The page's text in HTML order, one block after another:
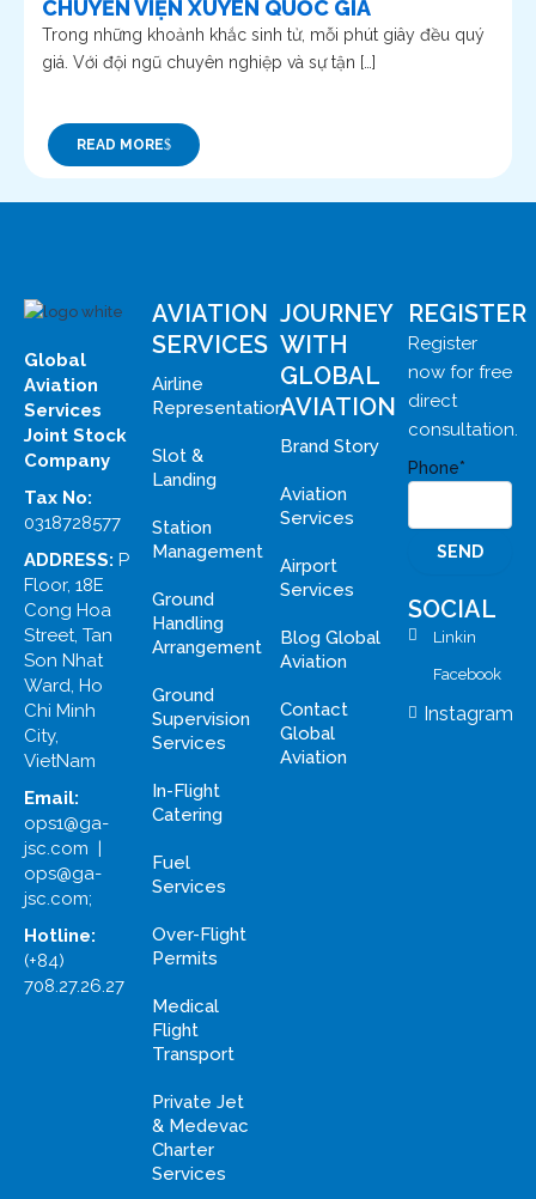
CHUYỂN VIỆN XUYÊN QUỐC GIA
Trong những khoảnh khắc sinh tử, mỗi phút giây đều quý
giá. Với đội ngũ chuyên nghiệp và sự tận […]
READ MORE
Global
Aviation
Services
Joint Stock
Company
Tax No:
0318728577
ADDRESS: P
Floor, 18E
Cong Hoa
Street, Tan
Son Nhat
Ward, Ho
Chi Minh
City,
VietNam
Email:
ops1@ga-
jsc.com |
ops@ga-
jsc.com;
Hotline:
(+84)
708.27.26.27
AVIATION
SERVICES
Airline
Representation
Slot &
Landing
Station
Management
Ground
Handling
Arrangement
Ground
Supervision
Services
In-Flight
Catering
Fuel
Services
Over-Flight
Permits
Medical
Flight
Transport
Private Jet
& Medevac
Charter
Services
JOURNEY
WITH
GLOBAL
AVIATION
Brand Story
Aviation
Services
Airport
Services
Blog Global
Aviation
Contact
Global
Aviation
REGISTER
Register
now for free
direct
consultation.
Phone*
SOCIAL
Linkin
Facebook
Instagram